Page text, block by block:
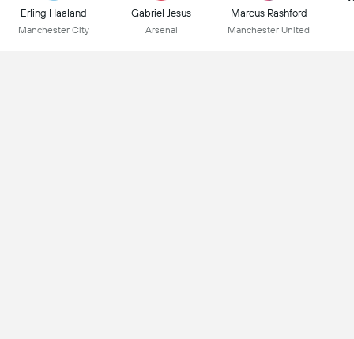
Erling Haaland
Manchester City
Gabriel Jesus
Arsenal
Marcus Rashford
Manchester United